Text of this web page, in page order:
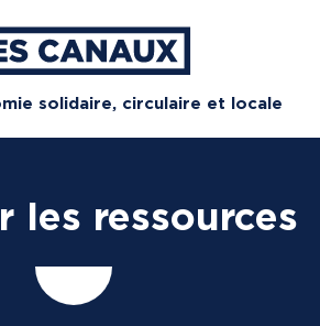
solidaire, circulaire et locale
les ressources